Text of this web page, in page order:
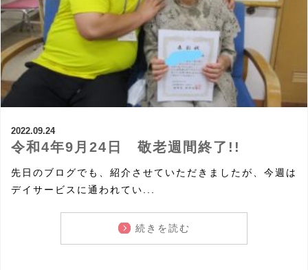
2022.09.24
令和4年9月24日 敬老週間終了!!
先日のブログでも、紹介させていただきましたが、今週は
デイサービスに通われてい...
続きを読む